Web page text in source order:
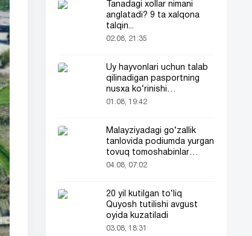
Tanadagi xollar nimani
anglatadi? 9 ta xalqona
talqin...
02.08, 21:35
Uy hayvonlari uchun talab
qilinadigan pasportning
nusxa ko‘rinishi
tarmoqlarda tarqaldi
01.08, 19:42
Malayziyadagi go‘zallik
tanlovida podiumda yurgan
tovuq tomoshabinlar
e’tiborini tortdi
04.08, 07:02
20 yil kutilgan to‘liq
Quyosh tutilishi avgust
oyida kuzatiladi
03.08, 18:31